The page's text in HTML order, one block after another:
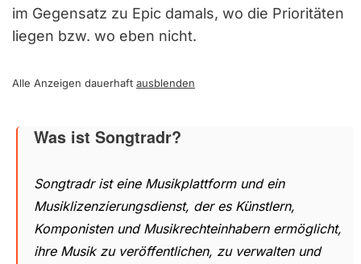
im Gegensatz zu Epic damals, wo die Prioritäten
liegen bzw. wo eben nicht.
Alle Anzeigen dauerhaft ausblenden
Was ist Songtradr?
Songtradr ist eine Musikplattform und ein
Musiklizenzierungsdienst, der es Künstlern,
Komponisten und Musikrechteinhabern ermöglicht,
ihre Musik zu veröffentlichen, zu verwalten und